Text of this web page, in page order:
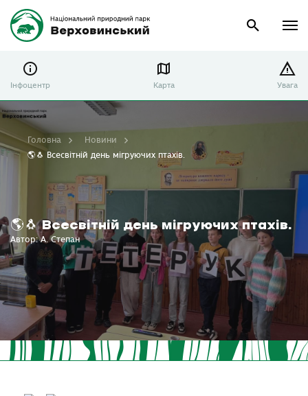
Інфоцентр Карта Увага
🌎🐧 Всесвітній день мігруючих птахів.
Автор: А. Степан
Головна
Новини
🌎🐧 Всесвітній день мігруючих птахів.